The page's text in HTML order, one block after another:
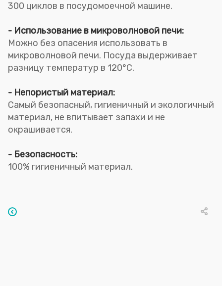
300 циклов в посудомоечной машине.
- Использование в микроволновой печи:
Можно без опасения использовать в
микроволновой печи. Посуда выдерживает
разницу температур в 120°C.
- Непористый материал:
Самый безопасный, гигиеничный и экологичный
материал, не впитывает запахи и не
окрашивается.
- Безопасность:
100% гигиеничный материал.